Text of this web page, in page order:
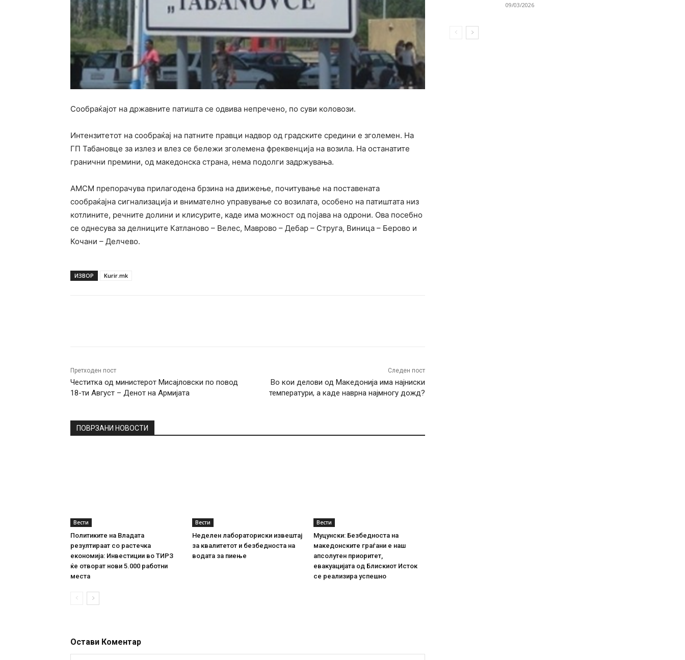
Сообраќајот на државните патишта се одвива непречено, по cуви коловози.
Интензитетот на сообраќај на патните правци надвор од градските средини е зголемен. На
ГП Табановце за излез и влез се бележи зголемена фреквенција на возила. На останатите
гранични премини, од македонска страна, нема подолги задржувања.
АМСМ препорачува прилагодена брзина на движење, почитување на поставената
сообраќајна сигнализација и внимателно управување со возилата, особено на патиштата низ
котлините, речните долини и клисурите, каде има можност од појава на одрони. Ова посебно
се однесува за делниците Катланово – Велес, Маврово – Дебар – Струга, Виница – Берово и
Кочани – Делчево.
ИЗВОР Kurir.mk
Претходен пост
Честитка од министерот Мисајловски по повод
18-ти Август – Денот на Армијата
Следен пост
Во кои делови од Македонија има најниски
температури, а каде наврна најмногу дожд?
ПОВРЗАНИ НОВОСТИ
Вести
Политиките на Владата
резултираат со растечка
економија: Инвестиции во ТИРЗ
ќе отворат нови 5.000 работни
места
Вести
Неделен лабораториски извештај
за квалитетот и безбедноста на
водата за пиење
Вести
Муцунски: Безбедноста на
македонските граѓани е наш
апсолутен приоритет,
евакуацијата од Блискиот Исток
се реализира успешно
Остави Коментар
09/03/2026